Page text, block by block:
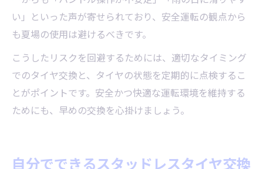
い」といった声が寄せられており、安全運転の観点から
も夏場の使用は避けるべきです。
こうしたリスクを回避するためには、適切なタイミング
でのタイヤ交換と、タイヤの状態を定期的に点検するこ
とがポイントです。安全かつ快適な運転環境を維持する
ためにも、早めの交換を心掛けましょう。
自分でできるスタッドレスタイヤ交換